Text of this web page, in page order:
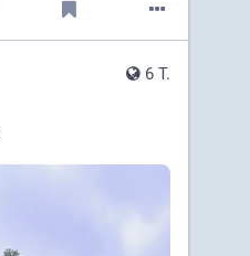
6 T.